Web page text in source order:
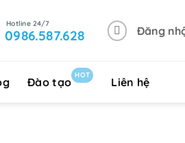
0986.587.628 Đăng
Đào tạo
HOT
Liên hệ